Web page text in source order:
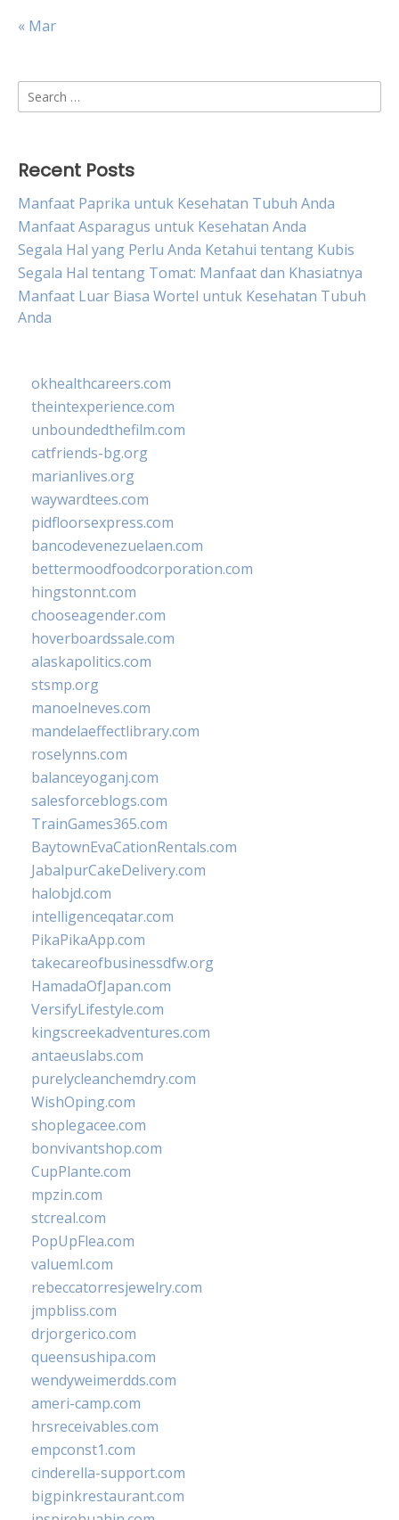
« Mar
Search
for:
Recent Posts
Manfaat Paprika untuk Kesehatan Tubuh Anda
Manfaat Asparagus untuk Kesehatan Anda
Segala Hal yang Perlu Anda Ketahui tentang Kubis
Segala Hal tentang Tomat: Manfaat dan Khasiatnya
Manfaat Luar Biasa Wortel untuk Kesehatan Tubuh
Anda
okhealthcareers.com
theintexperience.com
unboundedthefilm.com
catfriends-bg.org
marianlives.org
waywardtees.com
pidfloorsexpress.com
bancodevenezuelaen.com
bettermoodfoodcorporation.com
hingstonnt.com
chooseagender.com
hoverboardssale.com
alaskapolitics.com
stsmp.org
manoelneves.com
mandelaeffectlibrary.com
roselynns.com
balanceyoganj.com
salesforceblogs.com
TrainGames365.com
BaytownEvaCationRentals.com
JabalpurCakeDelivery.com
halobjd.com
intelligenceqatar.com
PikaPikaApp.com
takecareofbusinessdfw.org
HamadaOfJapan.com
VersifyLifestyle.com
kingscreekadventures.com
antaeuslabs.com
purelycleanchemdry.com
WishOping.com
shoplegacee.com
bonvivantshop.com
CupPlante.com
mpzin.com
stcreal.com
PopUpFlea.com
valueml.com
rebeccatorresjewelry.com
jmpbliss.com
drjorgerico.com
queensushipa.com
wendyweimerdds.com
ameri-camp.com
hrsreceivables.com
empconst1.com
cinderella-support.com
bigpinkrestaurant.com